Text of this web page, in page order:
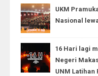
UKM
Nasional
16 Hari lagi
Negeri
UNM Latihan